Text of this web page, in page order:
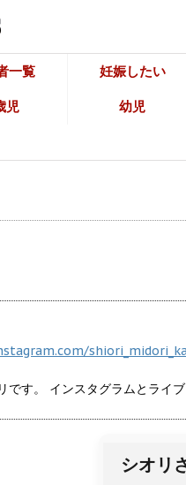
一覧 妊娠したい
児 幼児
です。 インスタグラムとライ
シオリ